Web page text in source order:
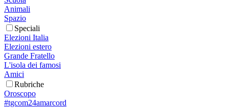
Animali
Spazio
Speciali
Elezioni Italia
Elezioni estero
Grande Fratello
L'isola dei famosi
Amici
Rubriche
Oroscopo
#tgcom24amarcord